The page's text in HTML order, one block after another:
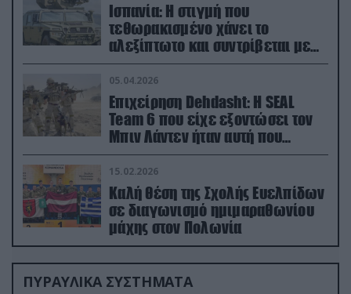
Ισπανία: Η στιγμή που
τεθωρακισμένο χάνει το
αλεξίπτωτο και συντρίβεται με
ορμή στο έδαφος (βίντεο)
05.04.2026
Επιχείρηση Dehdasht: Η SEAL
Team 6 που είχε εξοντώσει τον
Μπιν Λάντεν ήταν αυτή που
διέσωσε τον πιλότο του F-15
15.02.2026
Καλή θέση της Σχολής Ευελπίδων
σε διαγωνισμό ημιμαραθωνίου
μάχης στον Πολωνία
ΠΥΡΑΥΛΙΚΑ ΣΥΣΤΗΜΑΤΑ